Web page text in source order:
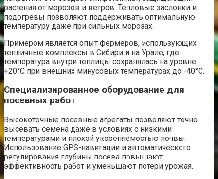
растения от морозов и ветров. Тепловые заслонки и
подогревы позволяют поддерживать оптимальную
температуру даже при сильных морозах.
Примером является опыт фермеров, использующих
тепличные комплексы в Сибири и на Урале, где
температура внутри теплицы сохранялась на уровне
+20°C при внешних минусовых температурах до -40°C.
Специализированное оборудование для
посевных работ
Высокоточные посевные агрегаты позволяют точно
высевать семена даже в условиях с низкими
температурами и плохой укореняемостью почвы.
Использование GPS-навигации и автоматического
регулирования глубины посева повышают
эффективность работ и уменьшают потери урожая.